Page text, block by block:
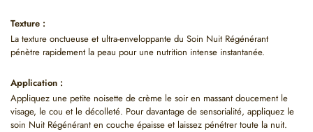
Texture :
La texture onctueuse et ultra-enveloppante du Soin Nuit Régénérant
pénètre rapidement la peau pour une nutrition intense instantanée.
Application :
Appliquez une petite noisette de crème le soir en massant doucement le
visage, le cou et le décolleté. Pour davantage de sensorialité, appliquez le
soin Nuit Régénérant en couche épaisse et laissez pénétrer toute la nuit.